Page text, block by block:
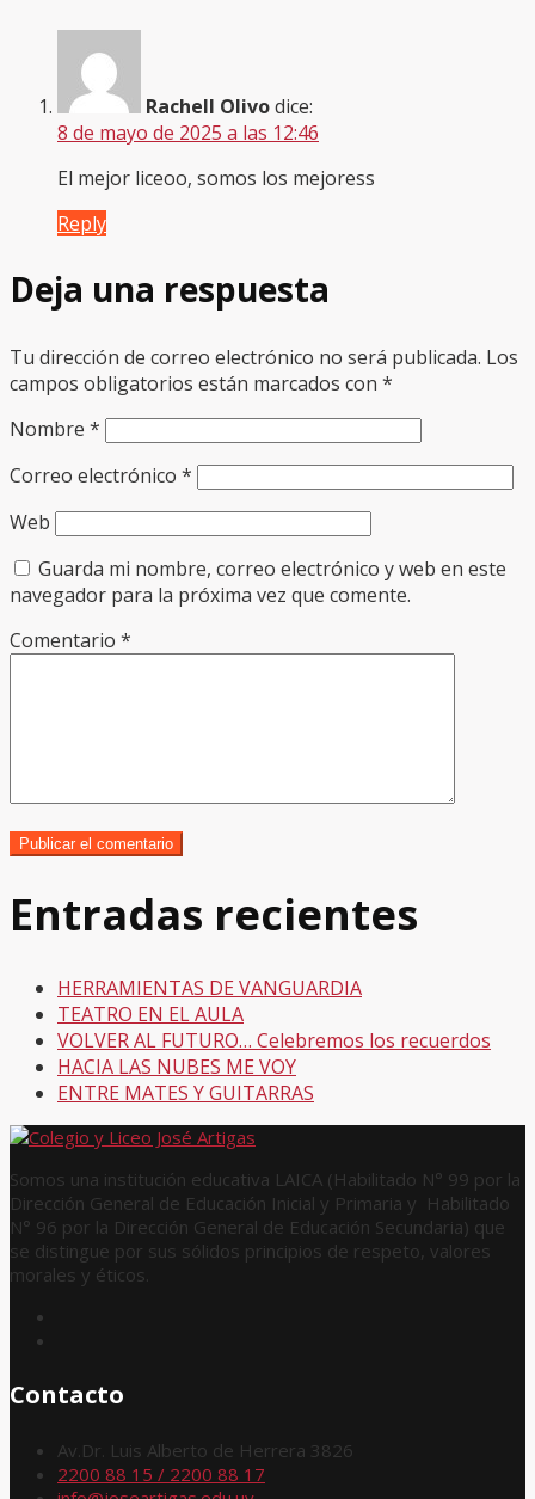
Rachell Olivodice:
8 de mayo de 2025 a las 12:46
El mejor liceoo, somos los mejoress
Reply
Deja una respuesta
Tu dirección de correo electrónico no será publicada. Los
campos obligatorios están marcados con *
Nombre *
Correo electrónico *
Web
Guarda mi nombre, correo electrónico y web en este
navegador para la próxima vez que comente.
Comentario *
Entradas recientes
HERRAMIENTAS DE VANGUARDIA
TEATRO EN EL AULA
VOLVER AL FUTURO… Celebremos los recuerdos
HACIA LAS NUBES ME VOY
ENTRE MATES Y GUITARRAS
Somos una institución educativa LAICA (Habilitado N° 99 por la
Dirección General de Educación Inicial y Primaria y Habilitado
N° 96 por la Dirección General de Educación Secundaria) que
se distingue por sus sólidos principios de respeto, valores
morales y éticos.
Contacto
Av.Dr. Luis Alberto de Herrera 3826
2200 88 15 / 2200 88 17